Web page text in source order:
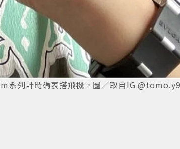
系列計時碼表搭飛機。圖／取自IG @tomo.y9